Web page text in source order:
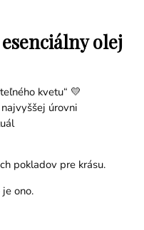
olej
kvetu“ 💛
úrovni
pokladov pre krásu.
ono.